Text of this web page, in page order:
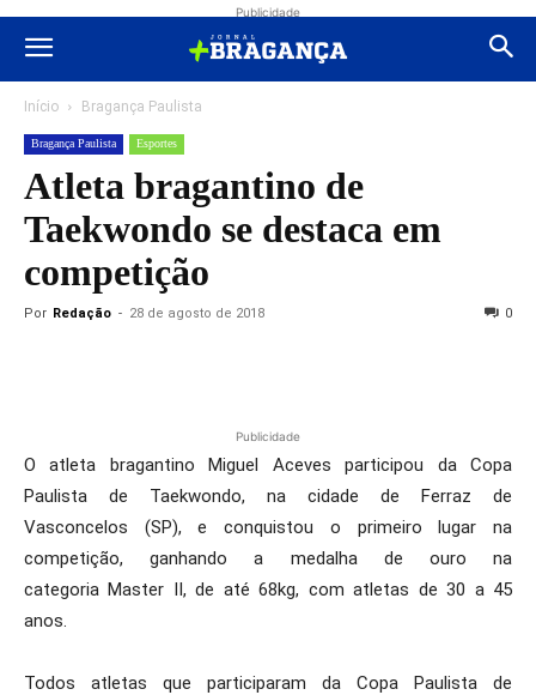
Publicidade
Início Bragança Paulista
Bragança Paulista Esportes
Atleta bragantino de
Taekwondo se destaca em
competição
Por Redação - 28 de agosto de 2018 0
Publicidade
O atleta bragantino Miguel Aceves participou da Copa
Paulista de Taekwondo, na cidade de Ferraz de
Vasconcelos (SP), e conquistou o primeiro lugar na
competição, ganhando a medalha de ouro na
categoria Master II, de até 68kg, com atletas de 30 a 45
anos.
Todos atletas que participaram da Copa Paulista de